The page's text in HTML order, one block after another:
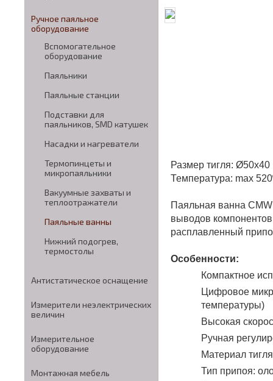
Ручное паяльное
оборудование
Вспомогательное
оборудование
Паяльники
Паяльные станции
Подставки для
паяльников, SMD катушек
Насадки и нагреватели
Термопинцеты и
микропаяльники
Вакуумные захваты и
теплоотражатели
Паяльные ванны
Нижний подогрев,
термостолы
Антистатическое оснащение
Измерители неэлектрических
величин
Измерительное
оборудование
Монтажная мебель
Размер тигля:
Температура: max
Паяльная ванна
выводов
расплавленный
Особенности:
Компактное
Цифровое
температуры)
Высокая
Ручная
Материал
Тип припоя: